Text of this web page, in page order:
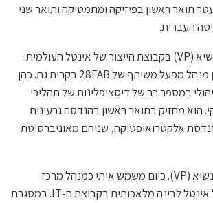
תואר ראשון בפיזיקה ומתמטיקה ותואר שני
העברית.
מונה לסגן נשיא (VP) בקבוצת הייצור של אינטל העולמית.
בתפקידו הנוכחי אורן מנהל מפעל משותף של 28FAB בקרית גת. כהן
במספר רב של דיסציפלינות של תהליכי
הוא מחזיק בתואר ראשון בהנדסה גרעינית
אלקטרואופטיקה, שניהם מאוניברסיטת
מונה לסגן נשיא (VP). כיום משמש איתי כמנהל מרכז
המצוינות העולמי של אינטל לבינה מלאכותית בקבוצת ה-IT. במסגרת